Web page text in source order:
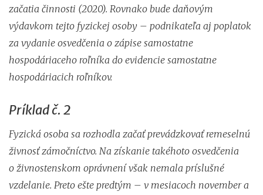
začatia činnosti (2020). Rovnako bude daňovým
výdavkom tejto fyzickej osoby – podnikateľa aj poplatok
za vydanie osvedčenia o zápise samostatne
hospodáriaceho roľníka do evidencie samostatne
hospodáriacich roľníkov.
Príklad č. 2
Fyzická osoba sa rozhodla začať prevádzkovať remeselnú
živnosť zámočníctvo. Na získanie takéhoto osvedčenia
o živnostenskom oprávnení však nemala príslušné
vzdelanie. Preto ešte predtým – v mesiacoch november a